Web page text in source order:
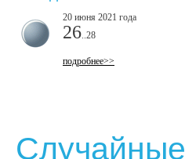
20 июня 2021 года
26 ..28
подробнее>>
Случайные